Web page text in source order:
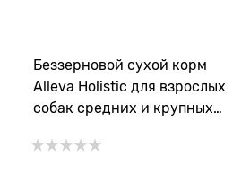
Беззерновой сухой корм
Alleva Holistic для взрослых
собак средних и крупных
(Lamb & Venison Adult